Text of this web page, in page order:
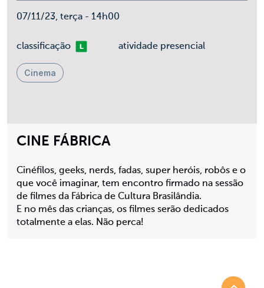
CINE FÁBRICA
Cinéfilos, geeks, nerds, fadas, super heróis, robôs e o
que você imaginar, tem encontro firmado na sessão
de filmes da Fábrica de Cultura Brasilândia.
E no mês das crianças, os filmes serão dedicados
totalmente a elas. Não perca!
07/11/23, terça - 14h00
classificaçãoLivre atividade presencial
Cinema